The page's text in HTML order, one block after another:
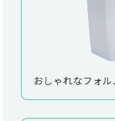
おしゃれなフォ